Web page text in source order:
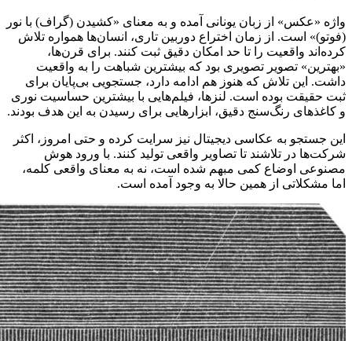
واژه «عکس» از زبان یونانی آمده و به معنای «کشیدن (گراف) با نور
(فوتو)» است. از زمان اختراع دوربین تاری، انسان‌ها همواره تلاش
کرده‌اند واقعیت را تا حد امکان دقیق ثبت کنند. برای قرن‌ها،
«بهترین» تصویر تصویری بود که بیشترین شباهت را به واقعیت
داشت. این تلاش که هنوز هم ادامه دارد، جستجویی بی‌پایان برای
ثبت حقیقت بوده است. لنزها، فیلم‌هایی با بیشترین حساسیت نوری
و کاغذهای رنگ‌سنج دقیق، ابزارهایی برای رسیدن به این هدف بودند.
این جستجو به عکاسی دیجیتال نیز سرایت کرده و حتی امروز، اکثر
شرکت‌ها در تلاشند تا تصاویر واقعی تولید کنند. با ورود هوش
مصنوعی اوضاع کمی مبهم شده است، نه به معنای واقعی کلمه،
اما مشکلاتی از همین حالا به وجود آمده است.